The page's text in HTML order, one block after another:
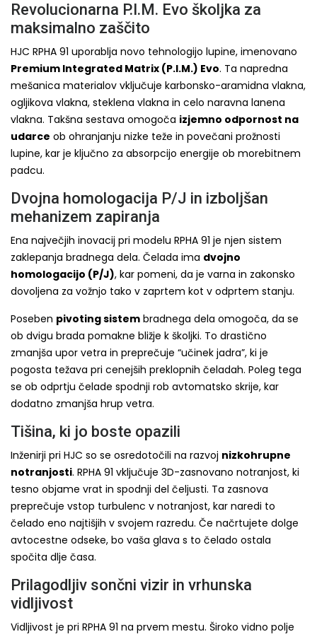
Revolucionarna P.I.M. Evo školjka za
maksimalno zaščito
HJC RPHA 91 uporablja novo tehnologijo lupine, imenovano
Premium Integrated Matrix (P.I.M.) Evo. Ta napredna
mešanica materialov vključuje karbonsko-aramidna vlakna,
ogljikova vlakna, steklena vlakna in celo naravna lanena
vlakna. Takšna sestava omogoča izjemno odpornost na
udarce ob ohranjanju nizke teže in povečani prožnosti
lupine, kar je ključno za absorpcijo energije ob morebitnem
padcu.
Dvojna homologacija P/J in izboljšan
mehanizem zapiranja
Ena največjih inovacij pri modelu RPHA 91 je njen sistem
zaklepanja bradnega dela. Čelada ima dvojno
homologacijo (P/J), kar pomeni, da je varna in zakonsko
dovoljena za vožnjo tako v zaprtem kot v odprtem stanju.
Poseben pivoting sistem bradnega dela omogoča, da se
ob dvigu brada pomakne bližje k školjki. To drastično
zmanjša upor vetra in preprečuje “učinek jadra”, ki je
pogosta težava pri cenejših preklopnih čeladah. Poleg tega
se ob odprtju čelade spodnji rob avtomatsko skrije, kar
dodatno zmanjša hrup vetra.
Tišina, ki jo boste opazili
Inženirji pri HJC so se osredotočili na razvoj nizkohrupne
notranjosti. RPHA 91 vključuje 3D-zasnovano notranjost, ki
tesno objame vrat in spodnji del čeljusti. Ta zasnova
preprečuje vstop turbulenc v notranjost, kar naredi to
čelado eno najtišjih v svojem razredu. Če načrtujete dolge
avtocestne odseke, bo vaša glava s to čelado ostala
spočita dlje časa.
Prilagodljiv sončni vizir in vrhunska
vidljivost
Vidljivost je pri RPHA 91 na prvem mestu. Široko vidno polje